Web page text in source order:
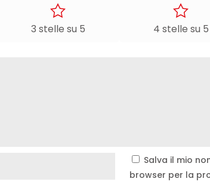
3 stelle su 5 4 stelle su 5
Salva il mio
browser per la